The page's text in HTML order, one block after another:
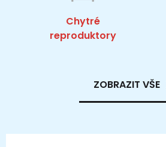
Chytré
reproduktory
ZOBRAZIT VŠE